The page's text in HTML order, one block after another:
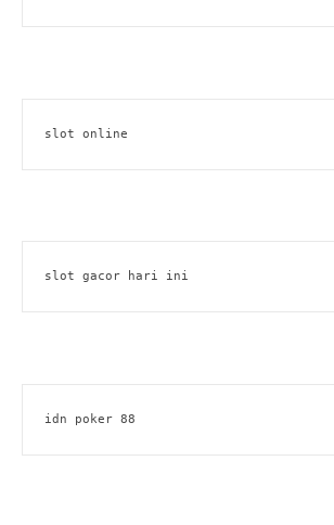
slot online
slot gacor hari ini
idn poker 88